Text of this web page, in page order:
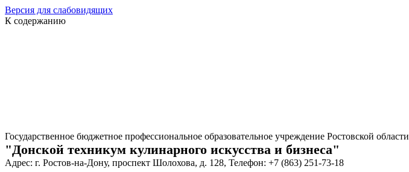
Версия для слабовидящих
К содержанию
Государственное бюджетное профессиональное образовательное учреждение Ростовской области
"Донской техникум кулинарного искусства и бизнеса"
Адрес: г. Ростов-на-Дону, проспект Шолохова, д. 128, Телефон: +7 (863) 251-73-18